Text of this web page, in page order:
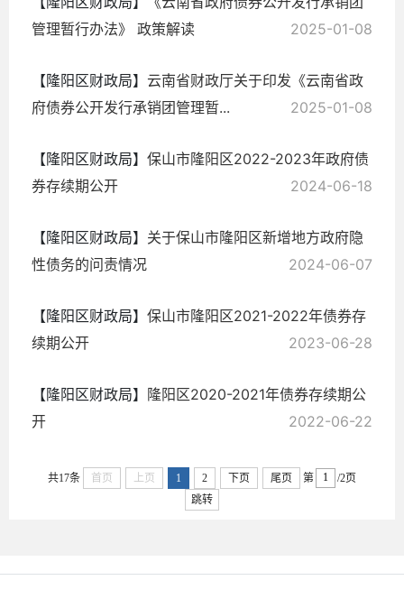
管理暂行办法》 政策解读
2025-01-08
【隆阳区财政局】 云南省财政厅关于印发《云南省政
府债券公开发行承销团管理暂...
2025-01-08
【隆阳区财政局】 保山市隆阳区2022-2023年政府债
券存续期公开
2024-06-18
【隆阳区财政局】 关于保山市隆阳区新增地方政府隐
性债务的问责情况
2024-06-07
【隆阳区财政局】 保山市隆阳区2021-2022年债券存
续期公开
2023-06-28
【隆阳区财政局】 隆阳区2020-2021年债券存续期公
开
2022-06-22
共17条 首页 上页 1 2 下页 尾页 第
/2页
跳转